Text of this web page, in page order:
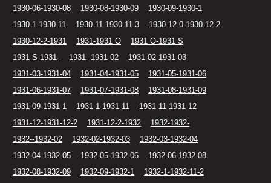
1930-06-1930-08
1930-08-1930-09
1930-09-1930-1
1930-1-1930-11
1930-11-1930-11-3
1930-12-0-1930-12-2
1930-12-2-1931
1931-1931 O
1931 O-1931 S
1931 S-1931-
1931--1931-02
1931-02-1931-03
1931-03-1931-04
1931-04-1931-05
1931-05-1931-06
1931-06-1931-07
1931-07-1931-08
1931-08-1931-09
1931-09-1931-1
1931-1-1931-11
1931-11-1931-12
1931-12-1931-12-2
1931-12-2-1932
1932-1932-
1932--1932-02
1932-02-1932-03
1932-03-1932-04
1932-04-1932-05
1932-05-1932-06
1932-06-1932-08
1932-08-1932-09
1932-09-1932-1
1932-1-1932-11-2